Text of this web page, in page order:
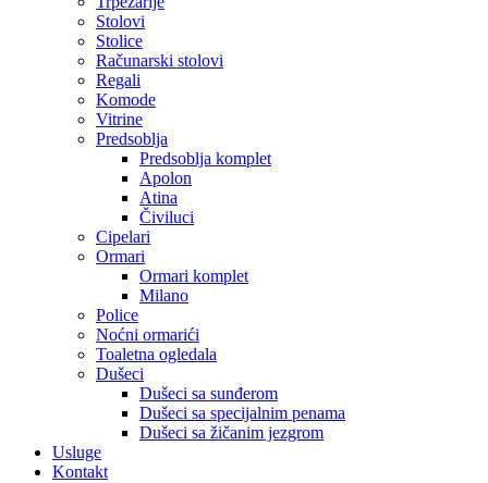
Stolovi
Stolice
Računarski stolovi
Regali
Komode
Vitrine
Predsoblja
Predsoblja komplet
Apolon
Atina
Čiviluci
Cipelari
Ormari
Ormari komplet
Milano
Police
Noćni ormarići
Toaletna ogledala
Dušeci
Dušeci sa sunđerom
Dušeci sa specijalnim penama
Dušeci sa žičanim jezgrom
Usluge
Kontakt